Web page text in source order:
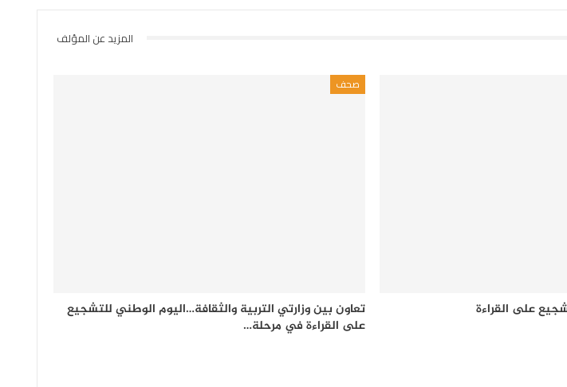
المزيد عن المؤلف
على القراءة
صحف
تعاون بين وزارتي التربية والثقافة…اليوم الوطني للتشجيع
على القراءة في مرحلة…